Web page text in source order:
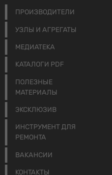
ПРОИЗВОДИТЕЛИ
УЗЛЫ И АГРЕГАТЫ
МЕДИАТЕКА
КАТАЛОГИ PDF
ПОЛЕЗНЫЕ
МАТЕРИАЛЫ
ЭКСКЛЮЗИВ
ИНСТРУМЕНТ ДЛЯ
РЕМОНТА
ВАКАНСИИ
КОНТАКТЫ